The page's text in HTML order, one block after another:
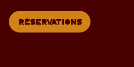
Réservations